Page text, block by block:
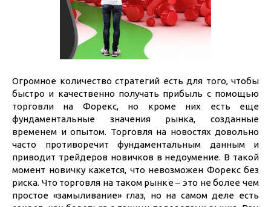
Огромное количество стратегий есть для того, чтобы
быстро и качественно получать прибыль с помощью
торговли на Форекс, но кроме них есть еще
фундаментальные значения рынка, созданные
временем и опытом. Торговля на новостях довольно
часто противоречит фундаментальным данным и
приводит трейдеров новичков в недоумение. В такой
момент новичку кажется, что невозможен Форекс без
риска. Что торговля на таком рынке – это не более чем
простое «замыливание» глаз, но на самом деле есть